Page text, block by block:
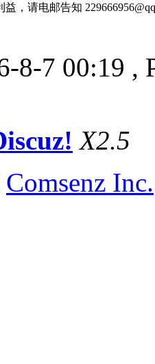
，请电邮告知
8-7 00:19 ,
X2.5
Comsenz Inc.